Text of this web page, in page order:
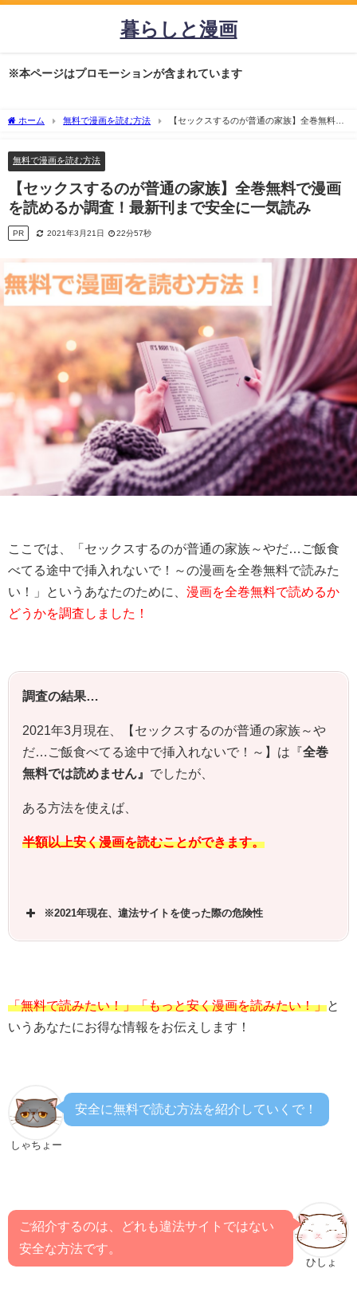
暮らしと漫画
※本ページはプロモーションが含まれています
ホーム 無料で漫画を読む方法
【セックスするのが普通の家族】全巻無料で
無料で漫画を読む方法
【セックスするのが普通の家族】全巻無料で漫画
を読めるか調査！最新刊まで安全に一気読み
PR 2021年3月21日 22分57秒
ここでは、「セックスするのが普通の家族～やだ…ご飯食
べてる途中で挿入れないで！～の漫画を全巻無料で読みた
い！」というあなたのために、 漫画を全巻無料で読めるか
どうかを調査しました！
調査の結果…
2021年3月現在、【セックスするのが普通の家族～や
だ…ご飯食べてる途中で挿入れないで！～】は『全巻
無料では読めません』 でしたが、
ある方法を使えば、
半額以上安く漫画を読むことができます。
※2021年現在、違法サイトを使った際の危険性
「無料で読みたい！」「もっと安く漫画を読みたい！」と
いうあなたにお得な情報をお伝えします！
しゃちょー
安全に無料で読む方法を紹介していくで！
ひしょ
ご紹介するのは、どれも違法サイトではない
安全な方法です。